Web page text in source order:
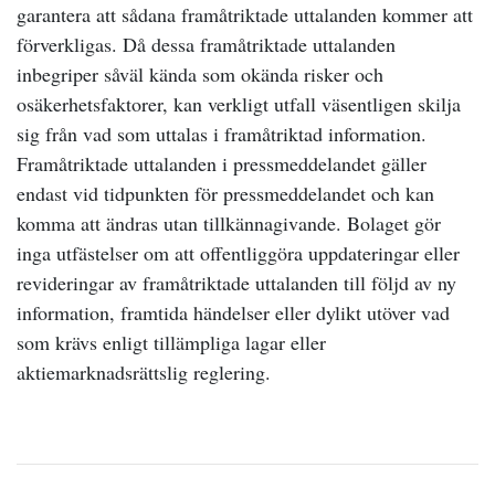
garantera att sådana framåtriktade uttalanden kommer att
förverkligas. Då dessa framåtriktade uttalanden
inbegriper såväl kända som okända risker och
osäkerhetsfaktorer, kan verkligt utfall väsentligen skilja
sig från vad som uttalas i framåtriktad information.
Framåtriktade uttalanden i pressmeddelandet gäller
endast vid tidpunkten för pressmeddelandet och kan
komma att ändras utan tillkännagivande. Bolaget gör
inga utfästelser om att offentliggöra uppdateringar eller
revideringar av framåtriktade uttalanden till följd av ny
information, framtida händelser eller dylikt utöver vad
som krävs enligt tillämpliga lagar eller
aktiemarknadsrättslig reglering.